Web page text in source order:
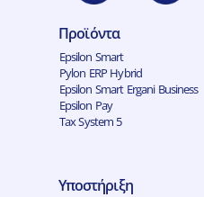
Προϊόντα
Epsilon Smart
Pylon ERP Hybrid
Epsilon Smart Ergani Business
Epsilon Pay
Tax System 5
Υποστήριξη